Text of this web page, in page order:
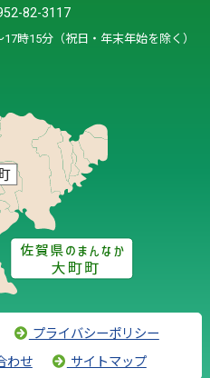
82-3117
時15分（祝日・年末年始を除く）
プライバシーポリシー
わせ サイトマップ